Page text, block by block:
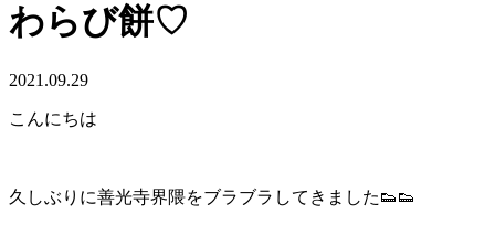
わらび餅♡
2021.09.29
こんにちは
久しぶりに善光寺界隈をブラブラしてきました👟👟